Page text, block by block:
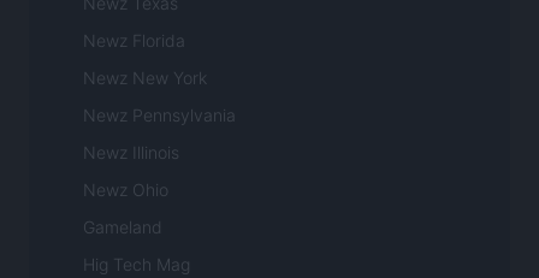
Newz Florida
Newz New York
Newz Pennsylvania
Newz Illinois
Newz Ohio
Gameland
Hig Tech Mag